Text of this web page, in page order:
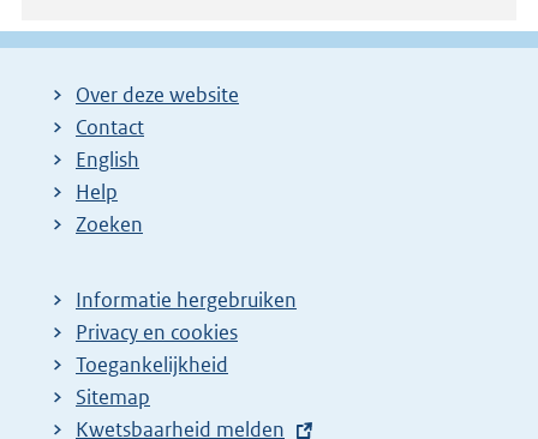
Over deze website
Contact
English
Help
Zoeken
Informatie hergebruiken
Privacy en cookies
Toegankelijkheid
Sitemap
E
Kwetsbaarheid melden